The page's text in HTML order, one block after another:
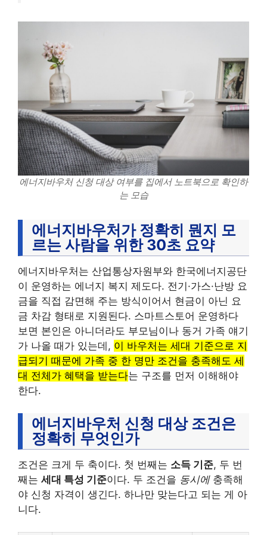
에너지바우처 신청 대상 여부를 집에서 노트북으로 확인하
는 모습
에너지바우처가 정확히 뭔지 모
르는 사람을 위한 30초 요약
에너지바우처는 산업통상자원부와 한국에너지공단
이 운영하는 에너지 복지 제도다. 전기·가스·난방 요
금을 직접 감면해 주는 방식이어서 현금이 아닌 요
금 차감 형태로 지원된다. 스마트스토어 운영하다
보면 본인은 아니더라도 부모님이나 동거 가족 얘기
가 나올 때가 있는데, 이 바우처는 세대 기준으로 지
급되기 때문에 가족 중 한 명만 조건을 충족해도 세
대 전체가 혜택을 받는다는 구조를 먼저 이해해야
한다.
에너지바우처 신청 대상 조건은
정확히 무엇인가
조건은 크게 두 축이다. 첫 번째는 소득 기준, 두 번
째는 세대 특성 기준이다. 두 조건을 동시에충족해
야 신청 자격이 생긴다. 하나만 맞는다고 되는 게 아
니다.